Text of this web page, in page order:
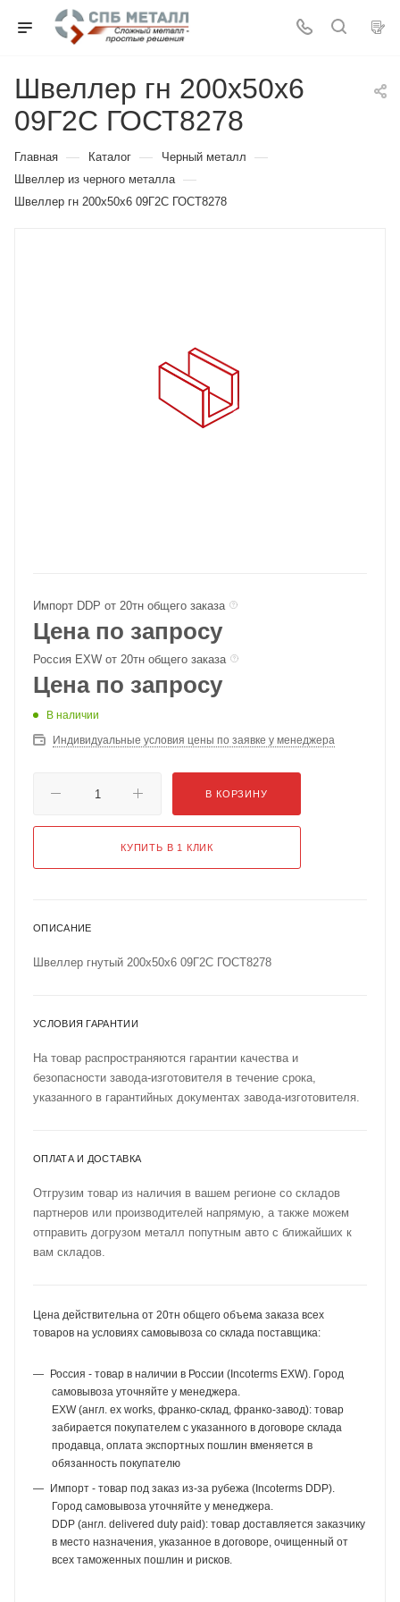
Швеллер гн 200х50х6
09Г2С ГОСТ8278
Главная — Каталог — Черный металл —
Швеллер из черного металла —
Швеллер гн 200х50х6 09Г2С ГОСТ8278
Импорт DDP от 20тн общего заказа
Цена по запросу
Россия EXW от 20тн общего заказа
Цена по запросу
В наличии
Индивидуальные условия цены по заявке у менеджера
В КОРЗИНУ
КУПИТЬ В 1 КЛИК
ОПИСАНИЕ
Швеллер гнутый 200х50х6 09Г2С ГОСТ8278
УСЛОВИЯ ГАРАНТИИ
На товар распространяются гарантии качества и
безопасности завода-изготовителя в течение срока,
указанного в гарантийных документах завода-изготовителя.
ОПЛАТА И ДОСТАВКА
Отгрузим товар из наличия в вашем регионе со складов
партнеров или производителей напрямую, а также можем
отправить догрузом металл попутным авто с ближайших к
вам складов.
Цена действительна от 20тн общего объема заказа всех
товаров на условиях самовывоза со склада поставщика:
Россия - товар в наличии в России (Incoterms EXW). Город
самовывоза уточняйте у менеджера.
EXW (англ. ex works, франко-склад, франко-завод): товар
забирается покупателем с указанного в договоре склада
продавца, оплата экспортных пошлин вменяется в
обязанность покупателю
Импорт - товар под заказ из-за рубежа (Incoterms DDP).
Город самовывоза уточняйте у менеджера.
DDP (англ. delivered duty paid): товар доставляется заказчику
в место назначения, указанное в договоре, очищенный от
всех таможенных пошлин и рисков.